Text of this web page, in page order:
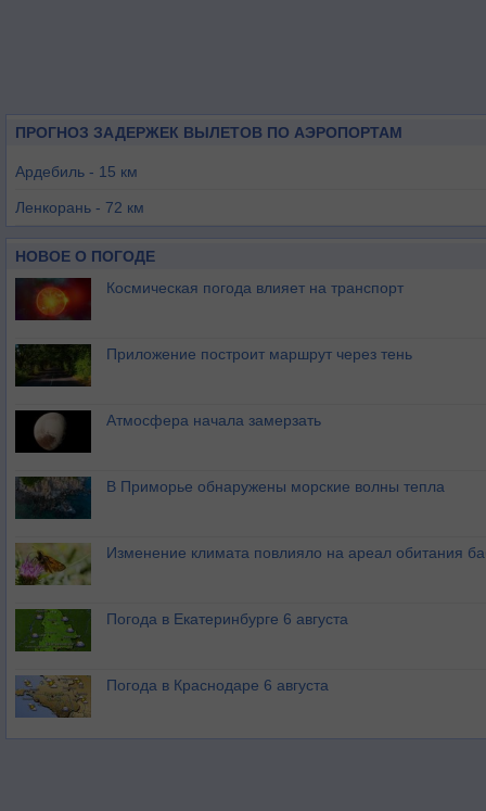
ПРОГНОЗ ЗАДЕРЖЕК ВЫЛЕТОВ ПО АЭРОПОРТАМ
Ардебиль - 15 км
Ленкорань - 72 км
Парсабад - 155 км
Решт - 155 км
Зенджан - 164 км
Тебриз - 180 км
НОВОЕ О ПОГОДЕ
Космическая погода влияет на транспорт
Приложение построит маршрут через тень
Атмосфера начала замерзать
В Приморье обнаружены морские волны тепла
Изменение климата повлияло на ареал обитания
Погода в Екатеринбурге 6 августа
Погода в Краснодаре 6 августа